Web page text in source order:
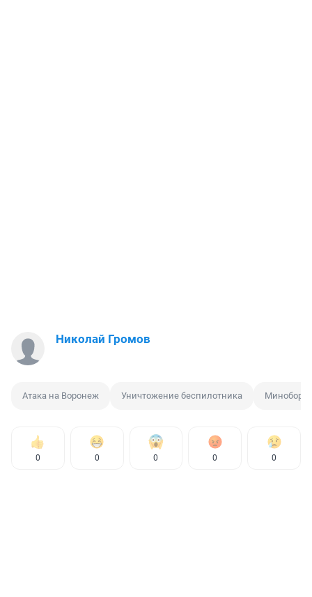
Николай Громов
Атака на Воронеж Уничтожение беспилотника
0 0 0 0 0